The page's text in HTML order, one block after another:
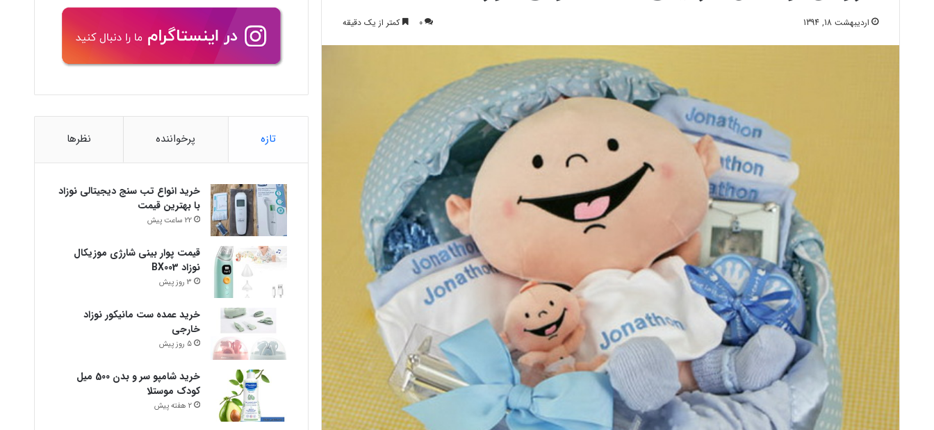
اردیبهشت 18, 1394 0 کمتر از یک دقیقه
تازه پرخواننده نظرها
خرید انواع تب سنج دیجیتالی نوزاد
با بهترین قیمت
22 ساعت پیش
قیمت پوار بینی شارژی موزیکال
نوزاد BX003
3 روز پیش
خرید عمده ست مانیکور نوزاد
خارجی
5 روز پیش
خرید شامپو سر و بدن 500 میل
کودک موستلا
2 هفته پیش